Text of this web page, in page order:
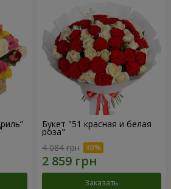
Букет "51 красная и белая
роза"
4 084 грн
Заказать